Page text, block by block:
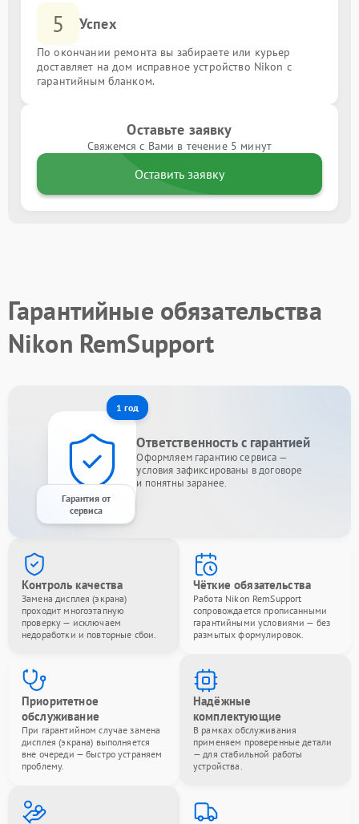
5 Успех
По окончании ремонта вы забираете или курьер
доставляет на дом исправное устройство Nikon с
гарантийным бланком.
Оставьте заявку
Свяжемся с Вами в течение 5 минут
Оставить заявку
Гарантийные обязательства
Nikon RemSupport
1 год
Гарантия от
сервиса
Ответственность с гарантией
Оформляем гарантию сервиса —
условия зафиксированы в договоре
и понятны заранее.
Контроль качества
Замена дисплея (экрана)
проходит многоэтапную
проверку — исключаем
недоработки и повторные сбои.
Чёткие обязательства
Работа Nikon RemSupport
сопровождается прописанными
гарантийными условиями — без
размытых формулировок.
Приоритетное
обслуживание
При гарантийном случае замена
дисплея (экрана) выполняется
вне очереди — быстро устраняем
проблему.
Надёжные
комплектующие
В рамках обслуживания
применяем проверенные детали
— для стабильной работы
устройства.